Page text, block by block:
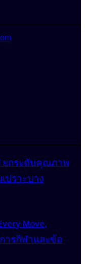
ยกระดับคุณภาพ
ปราะบาง
Move,
ารกีฬาและข้อ